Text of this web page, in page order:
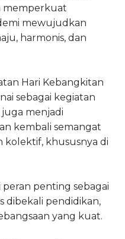
memperkuat
mewujudkan
harmonis, dan
Hari Kebangkitan
sebagai kegiatan
menjadi
kembali semangat
kolektif, khususnya di
penting sebagai
dibekali pendidikan,
yang kuat.